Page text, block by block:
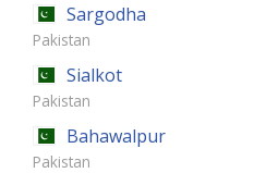
Sargodha
Pakistan
Sialkot
Pakistan
Bahawalpur
Pakistan